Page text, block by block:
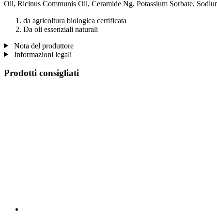
Oil, Ricinus Communis Oil, Ceramide Ng, Potassium Sorbate,
da agricoltura biologica certificata
Da oli essenziali naturali
Nota del produttore
Informazioni legali
Prodotti consigliati